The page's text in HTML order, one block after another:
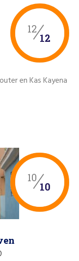
12
12
en Kas Kayena
10
10